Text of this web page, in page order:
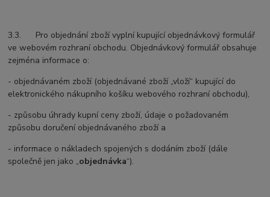
3.3. Pro objednání zboží vyplní kupující objednávkový formulář
ve webovém rozhraní obchodu. Objednávkový formulář obsahuje
zejména informace o:
- objednávaném zboží (objednávané zboží „vloží“ kupující do
elektronického nákupního košíku webového rozhraní obchodu),
- způsobu úhrady kupní ceny zboží, údaje o požadovaném
způsobu doručení objednávaného zboží a
- informace o nákladech spojených s dodáním zboží (dále
společně jen jako „objednávka“).